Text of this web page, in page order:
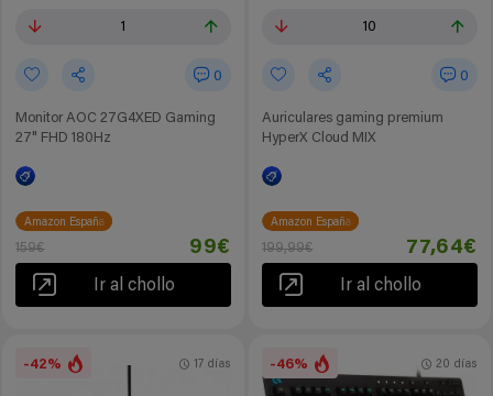
1
0
Monitor AOC 27G4XED Gaming
27" FHD 180Hz
Amazon España
159€ 99€
Ir al chollo
10
0
Auriculares gaming premium
HyperX Cloud MIX
Amazon España
199,99€ 77,64€
Ir al chollo
-42% 17 días -46% 20 días